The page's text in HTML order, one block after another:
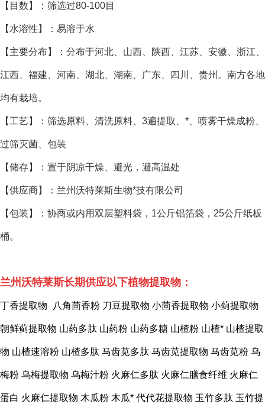
【目数】：筛选过80-100目
【水溶性】：易溶于水
【主要分布】：分布于河北、山西、陕西、江苏、安徽、浙江、
江西、福建、河南、湖北、湖南、广东、四川、贵州。南方各地
均有栽培。
【工艺】：筛选原料、清洗原料、3遍提取、*、喷雾干燥成粉、
过筛灭菌、包装
【储存】：置于阴凉干燥、避光，避高温处
【供应商】：兰州沃特莱斯生物*技有限公司
【包装】：协商或内用双层塑料袋，1公斤铝箔袋，25公斤纸板
桶。
兰州沃特莱斯长期供应以下植物提取物：
丁香提取物 八角茴香粉 刀豆提取物 小茴香提取物 小蓟提取物
朝鲜蓟提取物 山药多肽 山药粉 山药多糖 山楂粉 山楂* 山楂提取
物 山楂速溶粉 山楂多肽 马齿苋多肽 马齿苋提取物 马齿苋粉 乌
梅粉 乌梅提取物 乌梅汁粉 火麻仁多肽 火麻仁膳食纤维 火麻仁
蛋白 火麻仁提取物 木瓜粉 木瓜* 代代花提取物 玉竹多肽 玉竹提